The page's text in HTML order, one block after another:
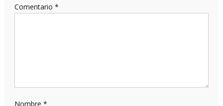
Comentario *
Nombre *